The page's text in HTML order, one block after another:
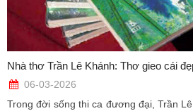
Nhà thơ Trần Lê Khánh: Thơ gieo cái
06-03-2026
Trong đời sống thi ca đương đại, Trần